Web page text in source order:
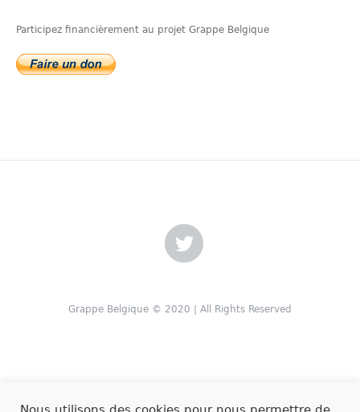
Participez financièrement au projet Grappe Belgique
Grappe Belgique © 2020 | All Rights Reserved
Nous utilisons des cookies pour nous permettre de